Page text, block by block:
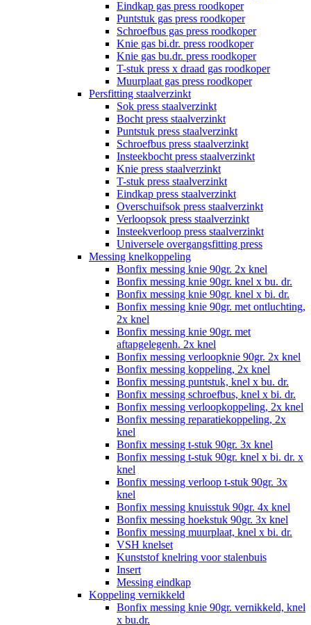
Eindkap gas press roodkoper
Puntstuk gas press roodkoper
Schroefbus gas press roodkoper
Knie gas bi.dr. press roodkoper
Knie gas bu.dr. press roodkoper
T-stuk press x draad gas roodkoper
Muurplaat gas press roodkoper
Persfitting staalverzinkt
Sok press staalverzinkt
Bocht press staalverzinkt
Puntstuk press staalverzinkt
Schroefbus press staalverzinkt
Insteekbocht press staalverzinkt
Knie press staalverzinkt
T-stuk press staalverzinkt
Eindkap press staalverzinkt
Overschuifsok press staalverzinkt
Verloopsok press staalverzinkt
Insteekverloop press staalverzinkt
Universele overgangsfitting press
Messing knelkoppeling
Bonfix messing knie 90gr. 2x knel
Bonfix messing knie 90gr. knel x bu. dr.
Bonfix messing knie 90gr. knel x bi. dr.
Bonfix messing knie 90gr. met ontluchting,
2x knel
Bonfix messing knie 90gr. met
aftapgelegenh. 2x knel
Bonfix messing verloopknie 90gr. 2x knel
Bonfix messing koppeling, 2x knel
Bonfix messing puntstuk, knel x bu. dr.
Bonfix messing schroefbus, knel x bi. dr.
Bonfix messing verloopkoppeling, 2x knel
Bonfix messing reparatiekoppeling, 2x
knel
Bonfix messing t-stuk 90gr. 3x knel
Bonfix messing t-stuk 90gr. knel x bi. dr. x
knel
Bonfix messing verloop t-stuk 90gr. 3x
knel
Bonfix messing knuisstuk 90gr. 4x knel
Bonfix messing hoekstuk 90gr. 3x knel
Bonfix messing muurplaat, knel x bi. dr.
VSH knelset
Kunststof knelring voor stalenbuis
Insert
Messing eindkap
Koppeling vernikkeld
Bonfix messing knie 90gr. vernikkeld, knel
x bu.dr.